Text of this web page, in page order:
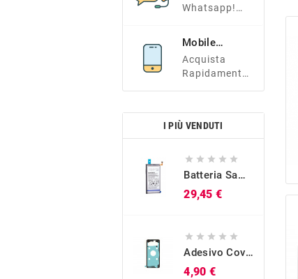
Whatsapp!
7338966
Mobile
Friendly
Acquista
Rapidamente
I PIÙ VENDUTI
    
Batteria Samsung Originale EB-BG973ABU Per Galaxy S10 (SM-G973)
29,45 €
    
Adesivo Cover Posteriore Originale Galaxy S10 (SM-G973)
4,90 €